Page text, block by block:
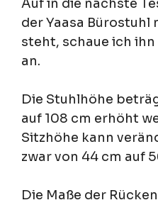
Auf in die nächste
der Yaasa
steht, schaue ich
an.
Die Stuhlhöhe
auf 108 cm erhöht
Sitzhöhe kann
zwar von 44 cm auf
Die Maße der